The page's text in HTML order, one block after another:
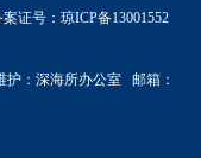
证号： 琼ICP备13001552
：深海所办公室 邮箱：